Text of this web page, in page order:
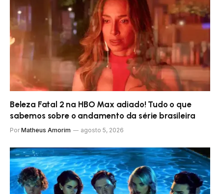
Beleza Fatal 2 na HBO Max adiado! Tudo o que
sabemos sobre o andamento da série brasileira
Por Matheus Amorim agosto 5, 2026